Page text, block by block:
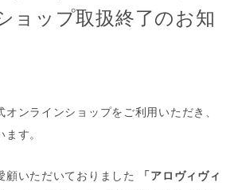
ップ取扱終了のお知
ンラインショップをご利用いただき、
す。
顧いただいておりました
「アロヴィヴィ